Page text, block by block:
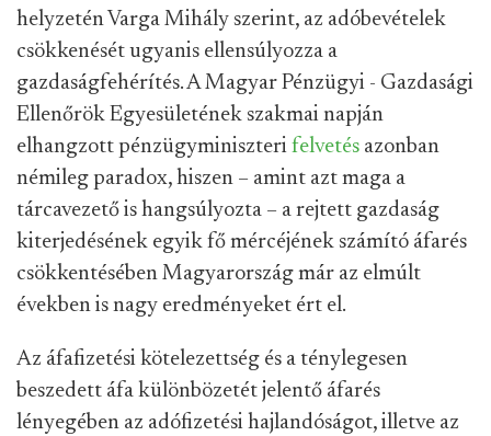
helyzetén Varga Mihály szerint, az adóbevételek
csökkenését ugyanis ellensúlyozza a
gazdaságfehérítés. A Magyar Pénzügyi - Gazdasági
Ellenőrök Egyesületének szakmai napján
elhangzott pénzügyminiszteri felvetés azonban
némileg paradox, hiszen – amint azt maga a
tárcavezető is hangsúlyozta – a rejtett gazdaság
kiterjedésének egyik fő mércéjének számító áfarés
csökkentésében Magyarország már az elmúlt
években is nagy eredményeket ért el.
Az áfafizetési kötelezettség és a ténylegesen
beszedett áfa különbözetét jelentő áfarés
lényegében az adófizetési hajlandóságot, illetve az